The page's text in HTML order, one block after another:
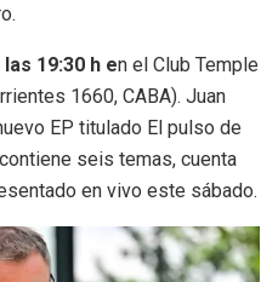
19:30 h en el Club Temple
1660, CABA). Juan
EP titulado El pulso de
seis temas, cuenta
en vivo este sábado.